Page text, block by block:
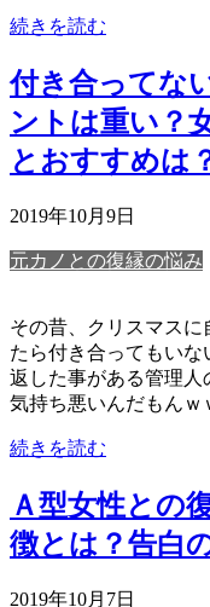
続きを読む
付き合ってな
ントは重い？
とおすすめは
2019年10月9日
元カノとの復縁の悩み
その昔、クリスマス
たら付き合ってもいな
返した事がある管理人
気持ち悪いんだもんｗ
続きを読む
Ａ型女性との
徴とは？告白
2019年10月7日